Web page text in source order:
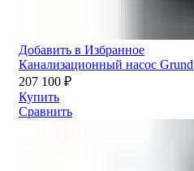
Добавить в Избранное
Канализационный насос
207 100 ₽
Купить
Сравнить